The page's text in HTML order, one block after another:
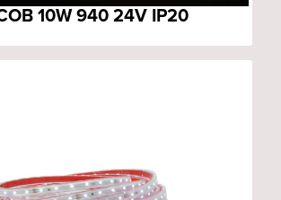
10W 940 24V IP20